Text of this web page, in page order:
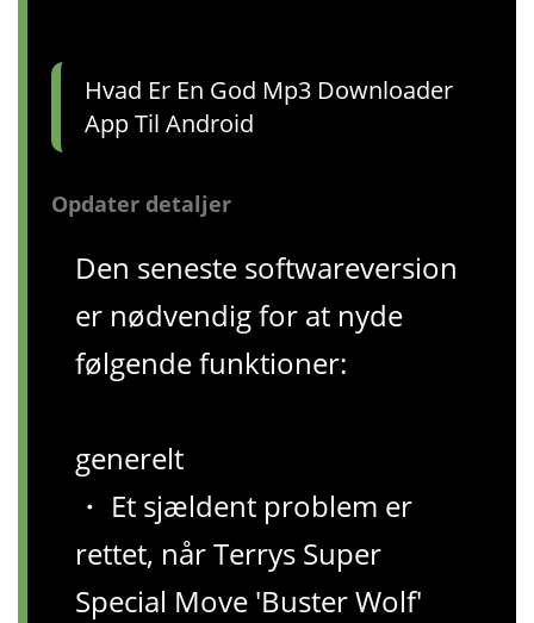
Hvad Er En God Mp3 Downloader
App Til Android
Opdater detaljer
Den seneste softwareversion
er nødvendig for at nyde
følgende funktioner:
generelt
・ Et sjældent problem er
rettet, når Terrys Super
Special Move 'Buster Wolf'